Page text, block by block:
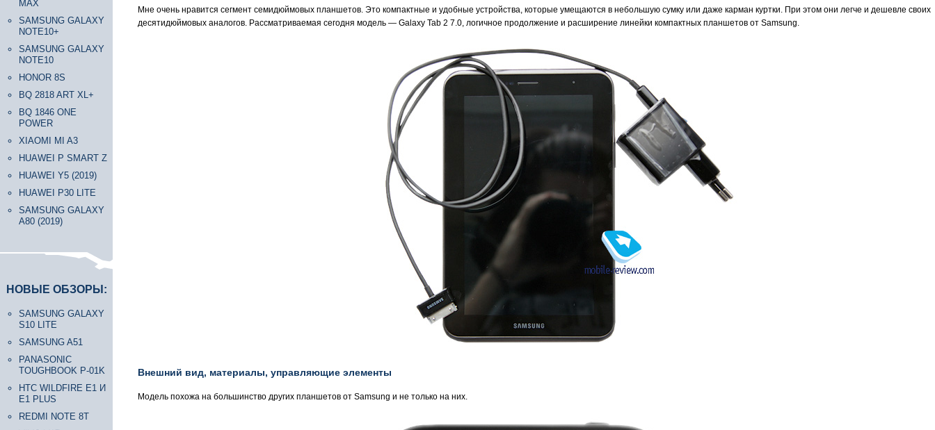
MAX
SAMSUNG GALAXY
NOTE10+
SAMSUNG GALAXY
NOTE10
HONOR 8S
BQ 2818 ART XL+
BQ 1846 ONE
POWER
XIAOMI MI A3
HUAWEI P SMART Z
HUAWEI Y5 (2019)
HUAWEI P30 LITE
SAMSUNG GALAXY
A80 (2019)
НОВЫЕ ОБЗОРЫ:
SAMSUNG GALAXY
S10 LITE
SAMSUNG A51
PANASONIC
TOUGHBOOK P-01K
HTC WILDFIRE E1 И
E1 PLUS
REDMI NOTE 8T
Мне очень нравится сегмент семидюймовых планшетов. Это компактные и удобные устройства, которые умещаются в небольшую сумку или даже карман куртки. При этом они легче и дешевле своих
десятидюймовых аналогов. Рассматриваемая сегодня модель — Galaxy Tab 2 7.0, логичное продолжение и расширение линейки компактных планшетов от Samsung.
Внешний вид, материалы, управляющие элементы
Модель похожа на большинство других планшетов от Samsung и не только на них.